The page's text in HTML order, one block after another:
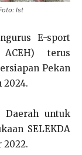
Ist
E-sport
terus
Pekan
2024.
Daerah untuk
SELEKDA
2022.